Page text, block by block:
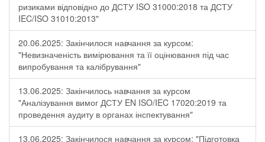
ризиками відповідно до ДСТУ ISO 31000:2018 та ДСТУ
IEC/ISO 31010:2013"
20.06.2025: Закінчилося навчання за курсом:
"Невизначеність вимірювання та її оцінювання під час
випробування та калібрування"
13.06.2025: Закінчилось навчання за курсом
"Аналізування вимог ДСТУ EN ISO/IEC 17020:2019 та
проведення аудиту в органах інспектування"
13.06.2025: Закінчилося навчання за курсом: "Підготовка